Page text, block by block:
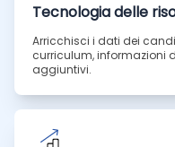
Tecnologia delle
Arricchisci i dati dei
curriculum, informazioni
aggiuntivi.